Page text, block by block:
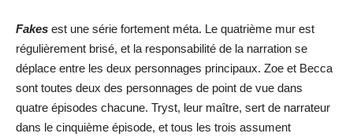
Fakes est une série fortement méta. Le quatrième mur est
régulièrement brisé, et la responsabilité de la narration se
déplace entre les deux personnages principaux. Zoe et Becca
sont toutes deux des personnages de point de vue dans
quatre épisodes chacune. Tryst, leur maître, sert de narrateur
dans le cinquième épisode, et tous les trois assument